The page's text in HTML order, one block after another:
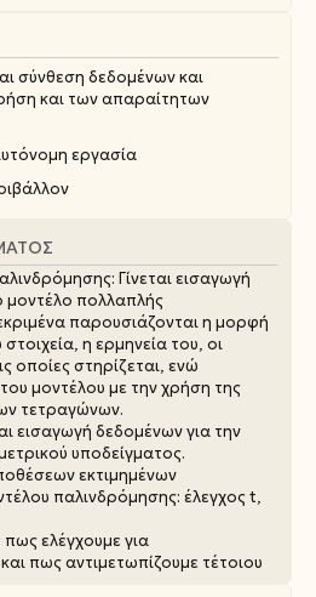
σύνθεση δεδομένων και
και των απαραίτητων
εργασία
Γίνεται εισαγωγή
μοντέλο πολλαπλής
παρουσιάζονται η μορφή
η ερμηνεία του, οι
οποίες στηρίζεται, ενώ
μοντέλου με την χρήση της
τετραγώνων.
εισαγωγή δεδομένων για την
υποδείγματος.
εκτιμημένων
παλινδρόμησης: έλεγχος t,
ελέγχουμε για
πως αντιμετωπίζουμε τέτοιου